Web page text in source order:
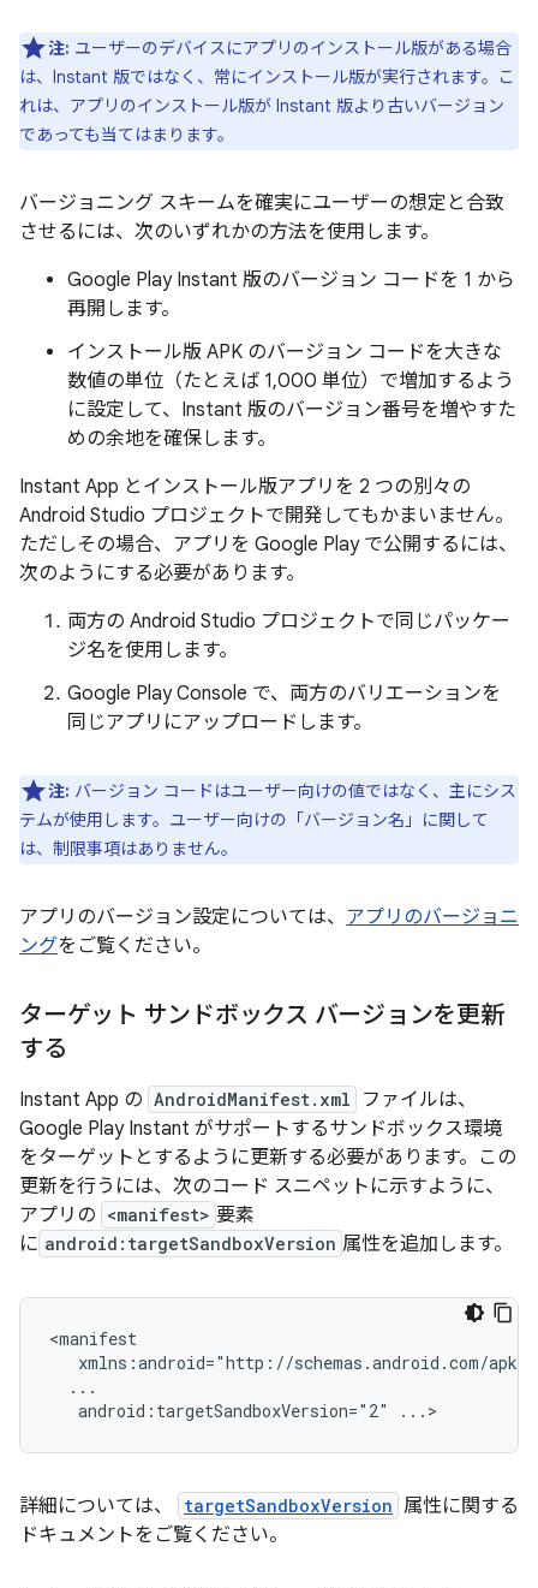
注: ユーザーのデバイスにアプリのインストール版がある場合
は、Instant 版ではなく、常にインストール版が実行されます。こ
れは、アプリのインストール版が Instant 版より古いバージョン
であっても当てはまります。
バージョニング スキームを確実にユーザーの想定と合致
させるには、次のいずれかの方法を使用します。
Google Play Instant 版のバージョン コードを 1 から
再開します。
インストール版 APK のバージョン コードを大きな
数値の単位（たとえば 1,000 単位）で増加するよう
に設定して、Instant 版のバージョン番号を増やすた
めの余地を確保します。
Instant App とインストール版アプリを 2 つの別々の
Android Studio プロジェクトで開発してもかまいません。
ただしその場合、アプリを Google Play で公開するには、
次のようにする必要があります。
両方の Android Studio プロジェクトで同じパッケー
ジ名を使用します。
Google Play Console で、両方のバリエーションを
同じアプリにアップロードします。
注: バージョン コードはユーザー向けの値ではなく、主にシス
テムが使用します。ユーザー向けの「バージョン名」に関して
は、制限事項はありません。
アプリのバージョン設定については、 アプリのバージョニ
ングをご覧ください。
ターゲット サンドボックス バージョンを更新
する
Instant App の AndroidManifest.xml
ファイルは、
Google Play Instant がサポートするサンドボックス環境
をターゲットとするように更新する必要があります。この
更新を行うには、次のコード スニペットに示すように、
アプリの <manifest> 要素
に android:targetSandboxVersion 属性を追加します。
android:targetSandboxVersion="2"
詳細については、 targetSandboxVersion 属性に関する
ドキュメントをご覧ください。